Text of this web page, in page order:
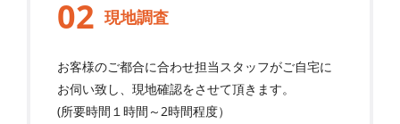
現地調査
お客様のご都合に合わせ担当スタッフがご自宅に
お伺い致し、現地確認をさせて頂きます。
(所要時間１時間～2時間程度）